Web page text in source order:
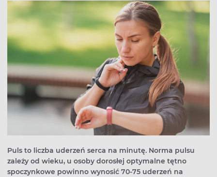
Puls to liczba uderzeń serca na minutę. Norma pulsu
zależy od wieku, u osoby dorosłej optymalne tętno
spoczynkowe powinno wynosić 70-75 uderzeń na